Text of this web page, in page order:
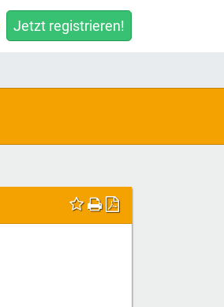
Jetzt registrieren!